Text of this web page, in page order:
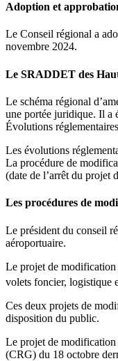
Adoption et
Le Conseil régional a
novembre 2024.
Le SRADDET des
Le schéma régional
une portée juridique. Il a
Évolutions
Les évolutions
La procédure de
(date de l’arrêt du
Les procédures de
Le président du conseil
aéroportuaire.
Le projet de
volets foncier, logistique
Ces deux projets de
disposition du public.
Le projet de modification
(CRG) du 18 octobre